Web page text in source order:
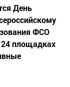
День
ФСО
площадках